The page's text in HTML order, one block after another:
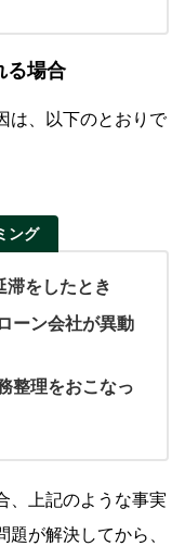
る場合
は、以下のとおりで
ング
滞をしたとき
ーン会社が異動
整理をおこなっ
、上記のような事実
が解決してから、